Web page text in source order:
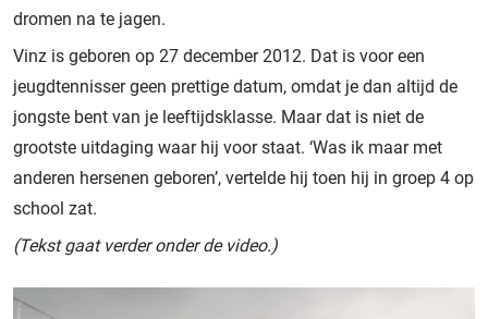
dromen na te jagen.
Vinz is geboren op 27 december 2012. Dat is voor een
jeugdtennisser geen prettige datum, omdat je dan altijd de
jongste bent van je leeftijdsklasse. Maar dat is niet de
grootste uitdaging waar hij voor staat. ‘Was ik maar met
anderen hersenen geboren’, vertelde hij toen hij in groep 4 op
school zat.
(Tekst gaat verder onder de video.)